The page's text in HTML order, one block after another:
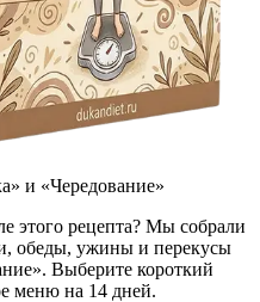
и «Чередование»
этого рецепта? Мы собрали
обеды, ужины и перекусы
Выберите короткий
меню на 14 дней.